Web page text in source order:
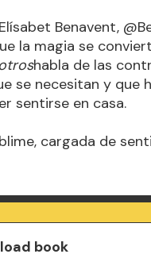
Benavent,
la magia se
habla de las
se necesitan y que
sentirse en casa.
cargada de
book